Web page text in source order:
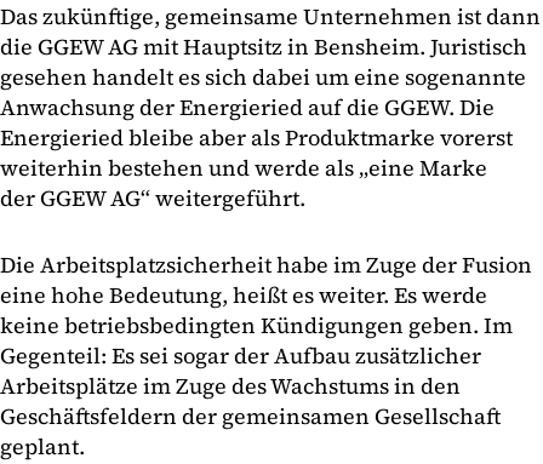
Das zukünftige, gemeinsame Unternehmen ist dann
die GGEW AG mit Hauptsitz in Bensheim. Juristisch
gesehen handelt es sich dabei um eine sogenannte
Anwachsung der Energieried auf die GGEW. Die
Energieried bleibe aber als Produktmarke vorerst
weiterhin bestehen und werde als „eine Marke
der GGEW AG“ weitergeführt.
Die Arbeitsplatzsicherheit habe im Zuge der Fusion
eine hohe Bedeutung, heißt es weiter. Es werde
keine betriebsbedingten Kündigungen geben. Im
Gegenteil: Es sei sogar der Aufbau zusätzlicher
Arbeitsplätze im Zuge des Wachstums in den
Geschäftsfeldern der gemeinsamen Gesellschaft
geplant.